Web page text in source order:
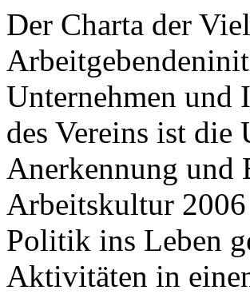
Der Charta der
Unternehmen und
des Vereins ist
Anerkennung und
Arbeitskultur 2006
Politik ins Leben
Aktivitäten in